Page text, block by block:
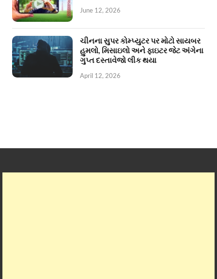
June 12, 2026
ચીનના સુપર કોમ્પ્યુટર પર મોટો સાયબર
હુમલો, મિસાઇલો અને ફાઇટર જેટ અંગેના
ગુપ્ત દસ્તાવેજો લીક થયા
April 12, 2026